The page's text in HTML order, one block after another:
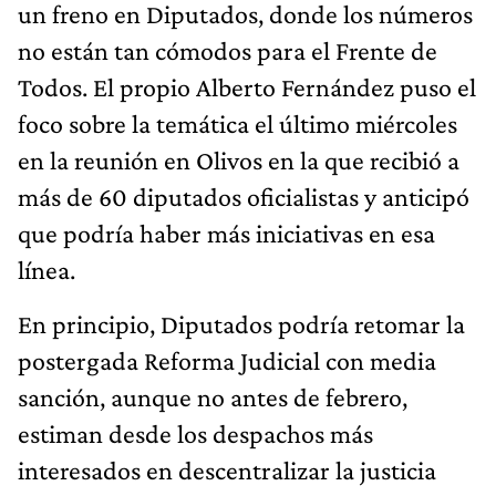
un freno en Diputados, donde los números
no están tan cómodos para el Frente de
Todos. El propio Alberto Fernández puso el
foco sobre la temática el último miércoles
en la reunión en Olivos en la que recibió a
más de 60 diputados oficialistas y anticipó
que podría haber más iniciativas en esa
línea.
En principio, Diputados podría retomar la
postergada Reforma Judicial con media
sanción, aunque no antes de febrero,
estiman desde los despachos más
interesados en descentralizar la justicia